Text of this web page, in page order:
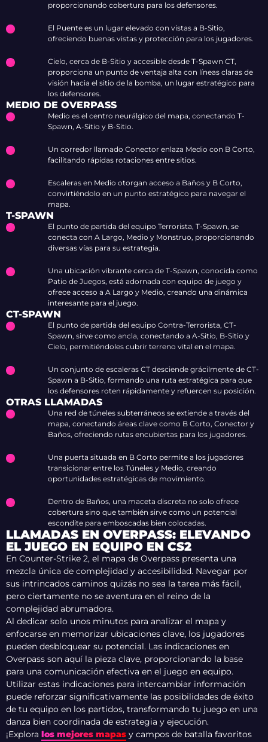
proporcionando cobertura para los defensores.
El Puente es un lugar elevado con vistas a B-Sitio,
ofreciendo buenas vistas y protección para los jugadores.
Cielo, cerca de B-Sitio y accesible desde T-Spawn CT,
proporciona un punto de ventaja alta con líneas claras de
visión hacia el sitio de la bomba, un lugar estratégico para
los defensores.
MEDIO DE OVERPASS
Medio es el centro neurálgico del mapa, conectando T-
Spawn, A-Sitio y B-Sitio.
Un corredor llamado Conector enlaza Medio con B Corto,
facilitando rápidas rotaciones entre sitios.
Escaleras en Medio otorgan acceso a Baños y B Corto,
convirtiéndolo en un punto estratégico para navegar el
mapa.
T-SPAWN
El punto de partida del equipo Terrorista, T-Spawn, se
conecta con A Largo, Medio y Monstruo, proporcionando
diversas vías para su estrategia.
Una ubicación vibrante cerca de T-Spawn, conocida como
Patio de Juegos, está adornada con equipo de juego y
ofrece acceso a A Largo y Medio, creando una dinámica
interesante para el juego.
CT-SPAWN
El punto de partida del equipo Contra-Terrorista, CT-
Spawn, sirve como ancla, conectando a A-Sitio, B-Sitio y
Cielo, permitiéndoles cubrir terreno vital en el mapa.
Un conjunto de escaleras CT desciende grácilmente de CT-
Spawn a B-Sitio, formando una ruta estratégica para que
los defensores roten rápidamente y refuercen su posición.
OTRAS LLAMADAS
Una red de túneles subterráneos se extiende a través del
mapa, conectando áreas clave como B Corto, Conector y
Baños, ofreciendo rutas encubiertas para los jugadores.
Una puerta situada en B Corto permite a los jugadores
transicionar entre los Túneles y Medio, creando
oportunidades estratégicas de movimiento.
Dentro de Baños, una maceta discreta no solo ofrece
cobertura sino que también sirve como un potencial
escondite para emboscadas bien colocadas.
LLAMADAS EN OVERPASS: ELEVANDO
EL JUEGO EN EQUIPO EN CS2
En Counter-Strike 2, el mapa de Overpass presenta una
mezcla única de complejidad y accesibilidad. Navegar por
sus intrincados caminos quizás no sea la tarea más fácil,
pero ciertamente no se aventura en el reino de la
complejidad abrumadora.
Al dedicar solo unos minutos para analizar el mapa y
enfocarse en memorizar ubicaciones clave, los jugadores
pueden desbloquear su potencial. Las indicaciones en
Overpass son aquí la pieza clave, proporcionando la base
para una comunicación efectiva en el juego en equipo.
Utilizar estas indicaciones para intercambiar información
puede reforzar significativamente las posibilidades de éxito
de tu equipo en los partidos, transformando tu juego en una
danza bien coordinada de estrategia y ejecución.
¡Explora los mejores mapas y campos de batalla favoritos